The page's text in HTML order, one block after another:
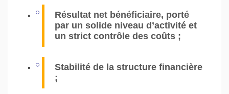
Résultat net bénéficiaire, porté
par un solide niveau d’activité et
un strict contrôle des coûts ;
Stabilité de la structure financière
;